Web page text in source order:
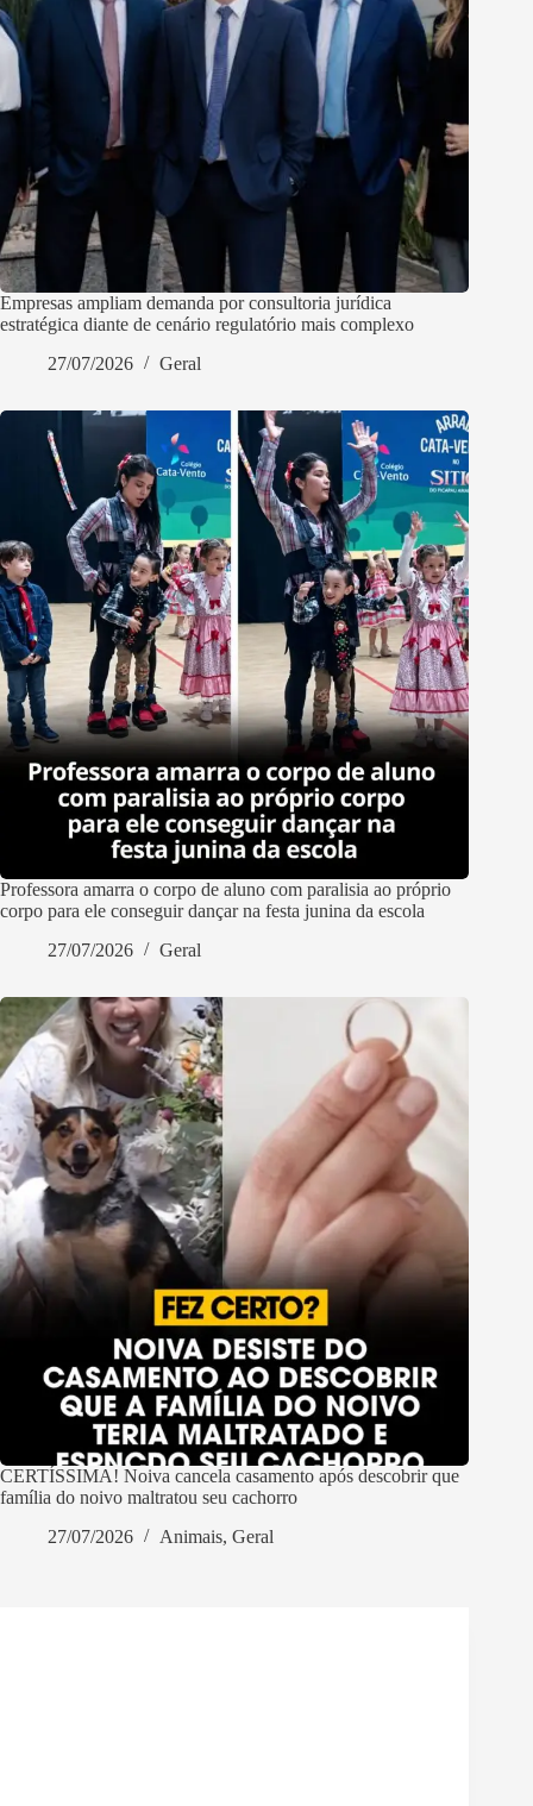
Empresas ampliam demanda por consultoria jurídica
estratégica diante de cenário regulatório mais complexo
27/07/2026
Geral
Professora amarra o corpo de aluno com paralisia ao próprio
corpo para ele conseguir dançar na festa junina da escola
27/07/2026
Geral
CERTÍSSIMA! Noiva cancela casamento após descobrir que
família do noivo maltratou seu cachorro
27/07/2026
Animais, Geral